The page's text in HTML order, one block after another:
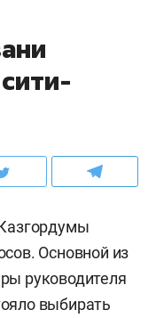
Основной из
руководителя
выбирать